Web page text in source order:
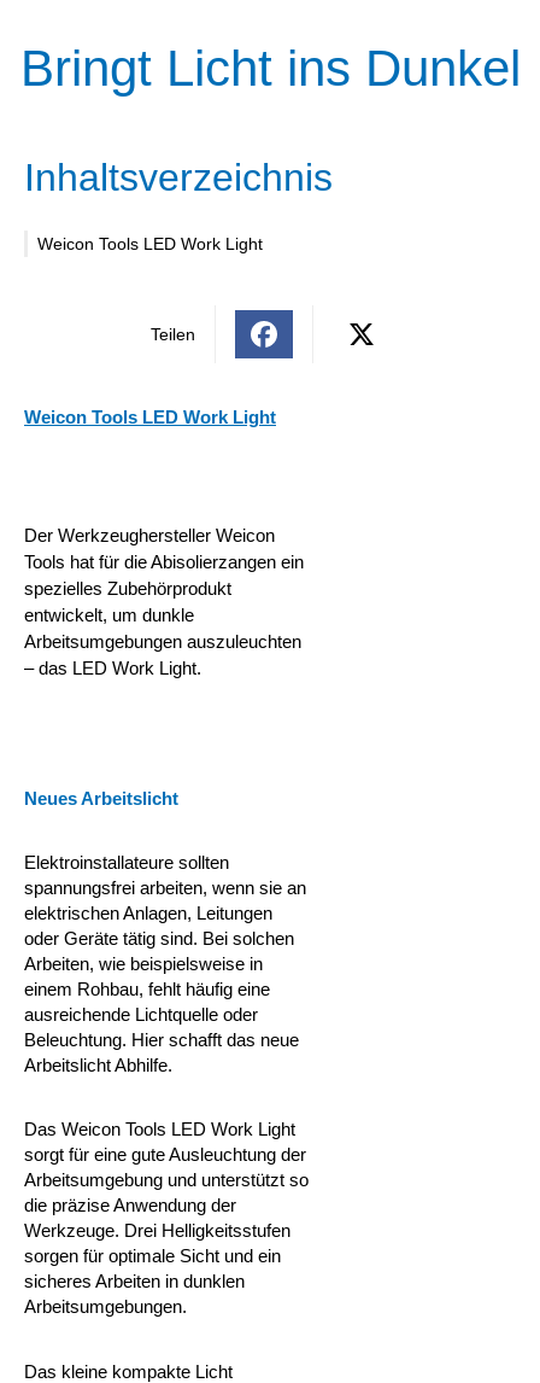
Bringt Licht ins Dunkel
Inhaltsverzeichnis
Weicon Tools LED Work Light
Teilen
Weicon Tools LED Work Light
Der Werkzeughersteller Weicon
Tools hat für die Abisolierzangen ein
spezielles Zubehörprodukt
entwickelt, um dunkle
Arbeitsumgebungen auszuleuchten
– das LED Work Light.
Neues Arbeitslicht
Elektroinstallateure sollten
spannungsfrei arbeiten, wenn sie an
elektrischen Anlagen, Leitungen
oder Geräte tätig sind. Bei solchen
Arbeiten, wie beispielsweise in
einem Rohbau, fehlt häufig eine
ausreichende Lichtquelle oder
Beleuchtung. Hier schafft das neue
Arbeitslicht Abhilfe.
Das Weicon Tools LED Work Light
sorgt für eine gute Ausleuchtung der
Arbeitsumgebung und unterstützt so
die präzise Anwendung der
Werkzeuge. Drei Helligkeitsstufen
sorgen für optimale Sicht und ein
sicheres Arbeiten in dunklen
Arbeitsumgebungen.
Das kleine kompakte Licht